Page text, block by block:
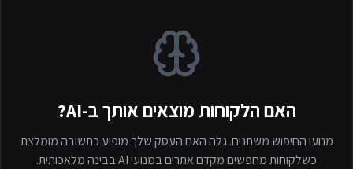
האם הלקוחות מוצאים אותך ב-AI?
מנועי החיפוש משתנים. גלה האם העסק שלך מופיע כתשובה מומלצת
כשלקוחות מחפשיםמקדם אתרים במנועי AI בבינה מלאכותית.